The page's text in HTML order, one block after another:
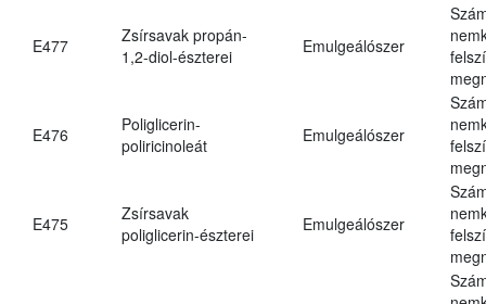
E477
Zsírsavak propán-
1,2-diol-észterei
Emulgeálószer
E476
Poliglicerin-
poliricinoleát
Emulgeálószer
E475
Zsírsavak
poliglicerin-észterei
Emulgeálószer